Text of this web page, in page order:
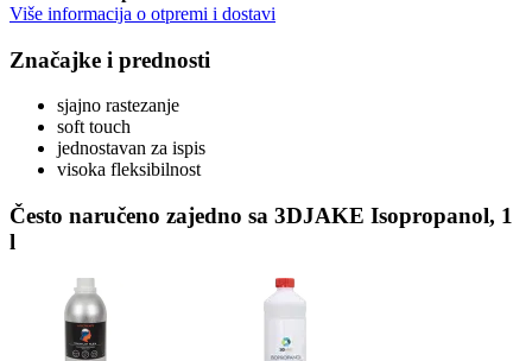
Više informacija o otpremi i dostavi
Značajke i prednosti
sjajno rastezanje
soft touch
jednostavan za ispis
visoka fleksibilnost
Često naručeno zajedno sa 3DJAKE Isopropanol, 1
l